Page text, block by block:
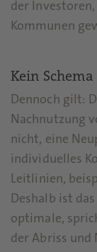
der
Kommunen
Kein
Dennoch gilt:
Nachnutzung
nicht, eine
individuelles
Leitlinien,
Deshalb ist
optimale,
der Abriss und